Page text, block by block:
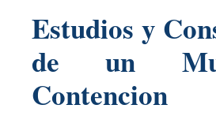
Estudios y
de un
Contencion